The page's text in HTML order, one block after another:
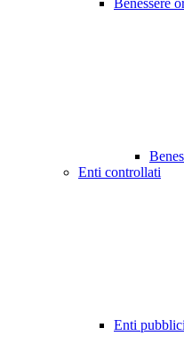
Benessere
Enti controllati
Enti